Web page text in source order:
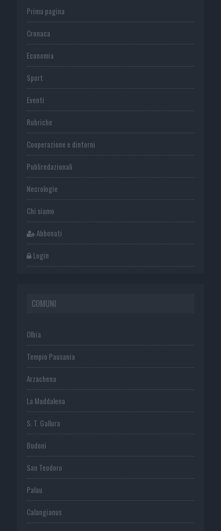
Prima pagina
Cronaca
Economia
Sport
Eventi
Rubriche
Cooperazione e dintorni
Publiredazionali
Necrologie
Chi siamo
Abbonati
Login
COMUNI
Olbia
Tempio Pausania
Arzachena
La Maddalena
S. T. Gallura
Budoni
San Teodoro
Palau
Calangianus